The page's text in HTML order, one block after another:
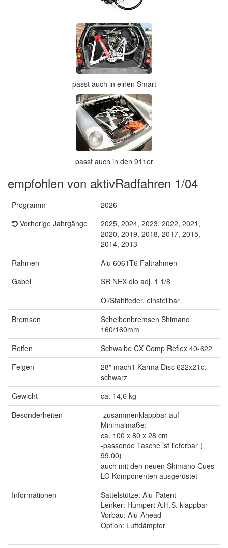
passt auch in einen Smart
passt auch in den 911er
empfohlen von aktivRadfahren 1/04
Programm
2026
Vorherige Jahrgänge
2025, 2024, 2023, 2022, 2021,
2020, 2019, 2018, 2017, 2015,
2014, 2013
Rahmen
Alu 6061T6 Faltrahmen
Gabel
SR NEX dlo adj. 1 1/8
Öl/Stahlfeder, einstellbar
Bremsen
Scheibenbremsen Shimano
160/160mm
Reifen
Schwalbe CX Comp Reflex 40-622
Felgen
28" mach1 Karma Disc 622x21c,
schwarz
Gewicht
ca. 14,6 kg
Besonderheiten
-zusammenklappbar auf
Minimalmaße:
ca. 100 x 80 x 28 cm
-passende Tasche ist lieferbar (
99,00)
auch mit den neuen Shimano Cues
LG Komponenten ausgerüstet
Informationen
Sattelstütze: Alu-Patent
Lenker: Humpert A.H.S. klappbar
Vorbau: Alu-Ahead
Option: Luftdämpfer